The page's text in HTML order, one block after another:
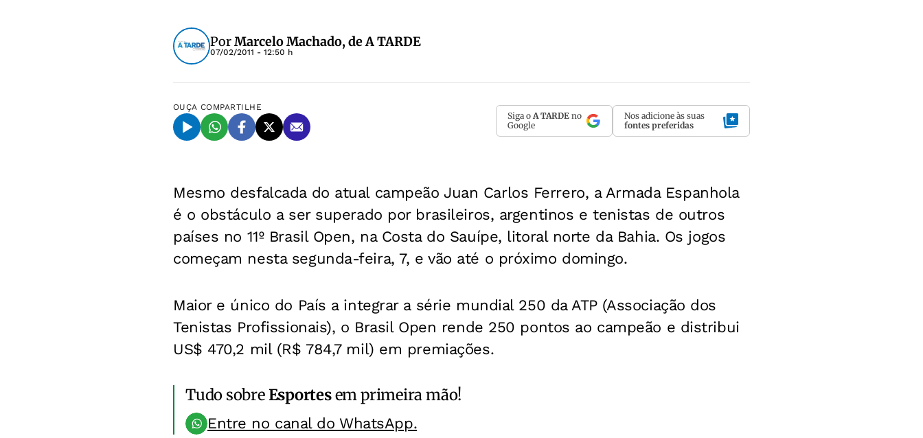
PorMarcelo Machado, de A TARDE
07/02/2011 - 12:50 h
OUÇA COMPARTILHE
Siga o A TARDE no
Google
Nos adicione às suas
fontes preferidas
Mesmo desfalcada do atual campeão Juan Carlos Ferrero, a Armada Espanhola
é o obstáculo a ser superado por brasileiros, argentinos e tenistas de outros
países no 11º Brasil Open, na Costa do Sauípe, litoral norte da Bahia. Os jogos
começam nesta segunda-feira, 7, e vão até o próximo domingo.
Maior e único do País a integrar a série mundial 250 da ATP (Associação dos
Tenistas Profissionais), o Brasil Open rende 250 pontos ao campeão e distribui
US$ 470,2 mil (R$ 784,7 mil) em premiações.
Tudo sobreEsportesem primeira mão!
Entre no canal do WhatsApp.